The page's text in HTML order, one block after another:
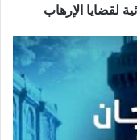
لقضايا الإرهاب